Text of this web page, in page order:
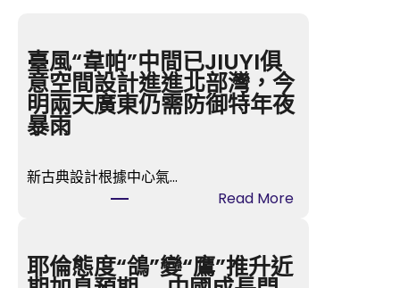
臺風“韋帕”中間已JIUYI俱
意空間設計進進北部灣，今
明兩天廣東仍需防御特年夜
暴雨
新古典設計根據中心氣…
Read More:
耶倫態度“鴿”變“鷹”推升近